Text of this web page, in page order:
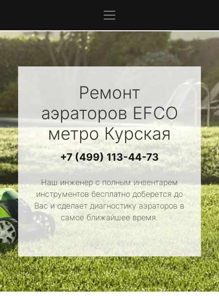
Ремонт
аэраторов EFCO
метро Курская
+7 (499) 113-44-73
Наш инженер с полным инвентарем
инструментов бесплатно доберется до
Вас и сделает диагностику аэраторов в
самое ближайшее время.